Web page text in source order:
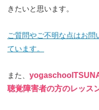
きたいと思います。
ご質問やご不明な点はお
ています。
また、
聴覚障害者の方のレッス